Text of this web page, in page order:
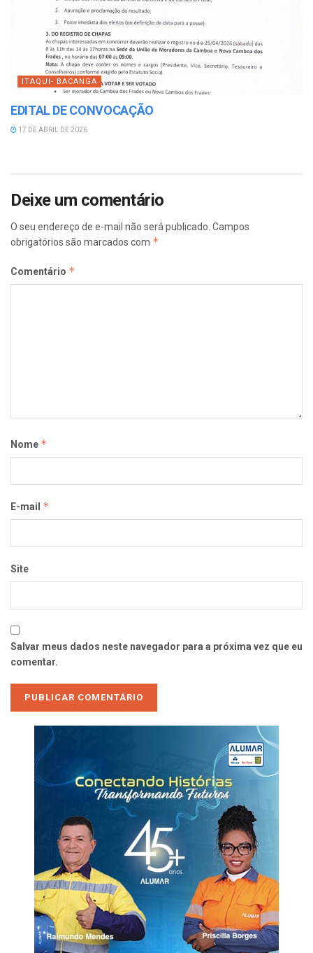
ITAQUI- BACANGA
EDITAL DE CONVOCAÇÃO
17 DE ABRIL DE 2026
Deixe um comentário
O seu endereço de e-mail não será publicado. Campos
obrigatórios são marcados com *
Comentário *
Nome *
E-mail *
Site
Salvar meus dados neste navegador para a próxima vez que eu
comentar.